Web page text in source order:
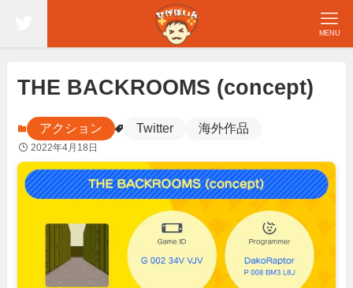
MENU
THE BACKROOMS (concept)
アクション Twitter 海外作品
2022年4月18日